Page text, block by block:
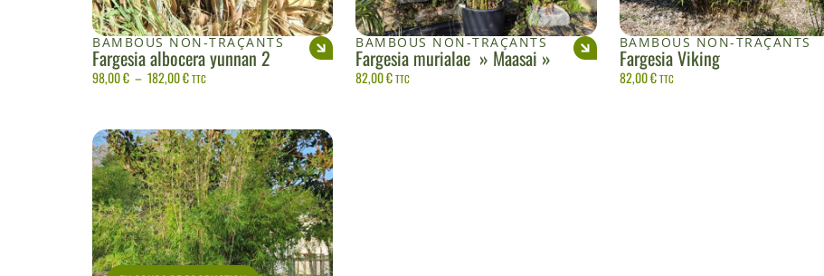
BAMBOUS NON-TRAÇANTS
Fargesia albocera yunnan 2
98,00€ – 182,00€TTC
BAMBOUS NON-TRAÇANTS
Fargesia murialae » Maasai »
82,00€ TTC
BAMBOUS NON-TRAÇANTS
Fargesia Viking
82,00€ TTC